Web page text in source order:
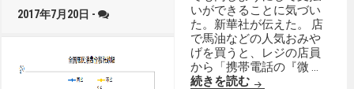
2017年7月20日 -
いができることに気づい
た。新華社が伝えた。 店
で馬油などの人気おみや
げを買うと、レジの店員
から「携帯電話の『微 …
続きを読む 中国人観光客が